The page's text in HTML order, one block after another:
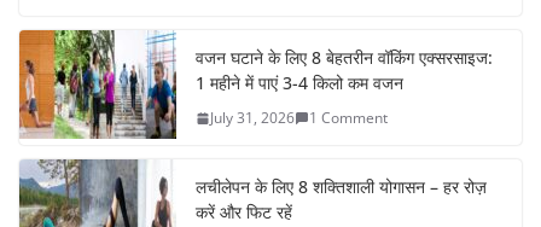
c
e
b
o
o
itt
er e
वजन घटाने के लिए 8 बेहतरीन वॉकिंग एक्सरसाइज:
1 महीने में पाएं 3-4 किलो कम वजन
July 31, 2026 1 Comment
लचीलेपन के लिए 8 शक्तिशाली योगासन – हर रोज़
करें और फिट रहें